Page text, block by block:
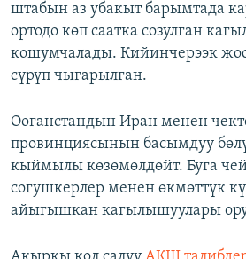
штабын аз убакыт барымтада
ортодо көп саатка созулган
кошумчалады. Кийинчерээк
сүрүп чыгарылган.
Ооганстандын Иран менен
провинциясынын басымдуу
кыймылы көзөмөлдөйт. Буга
согушкерлер менен өкмөттүк
айыгышкан кагылышуулары